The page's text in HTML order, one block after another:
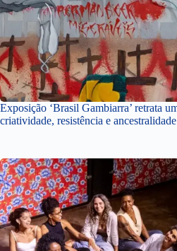
Exposição ‘Brasil Gambiarra’ retrata
criatividade, resistência e ancestralidade